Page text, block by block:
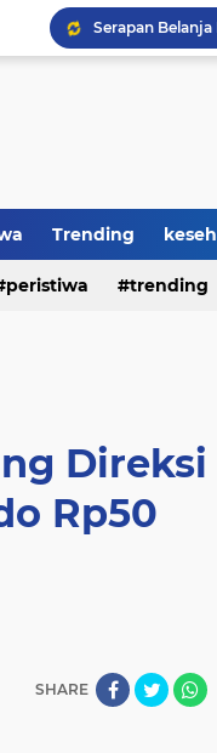
Trending
peristiwa trending
Direksi
Rp50
SHARE